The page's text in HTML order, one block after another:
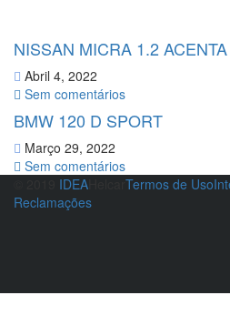
NISSAN MICRA 1.2 ACENTA
Abril 4, 2022
Sem comentários
BMW 120 D SPORT
Março 29, 2022
Sem comentários
IDEA Termos de Uso
Reclamações